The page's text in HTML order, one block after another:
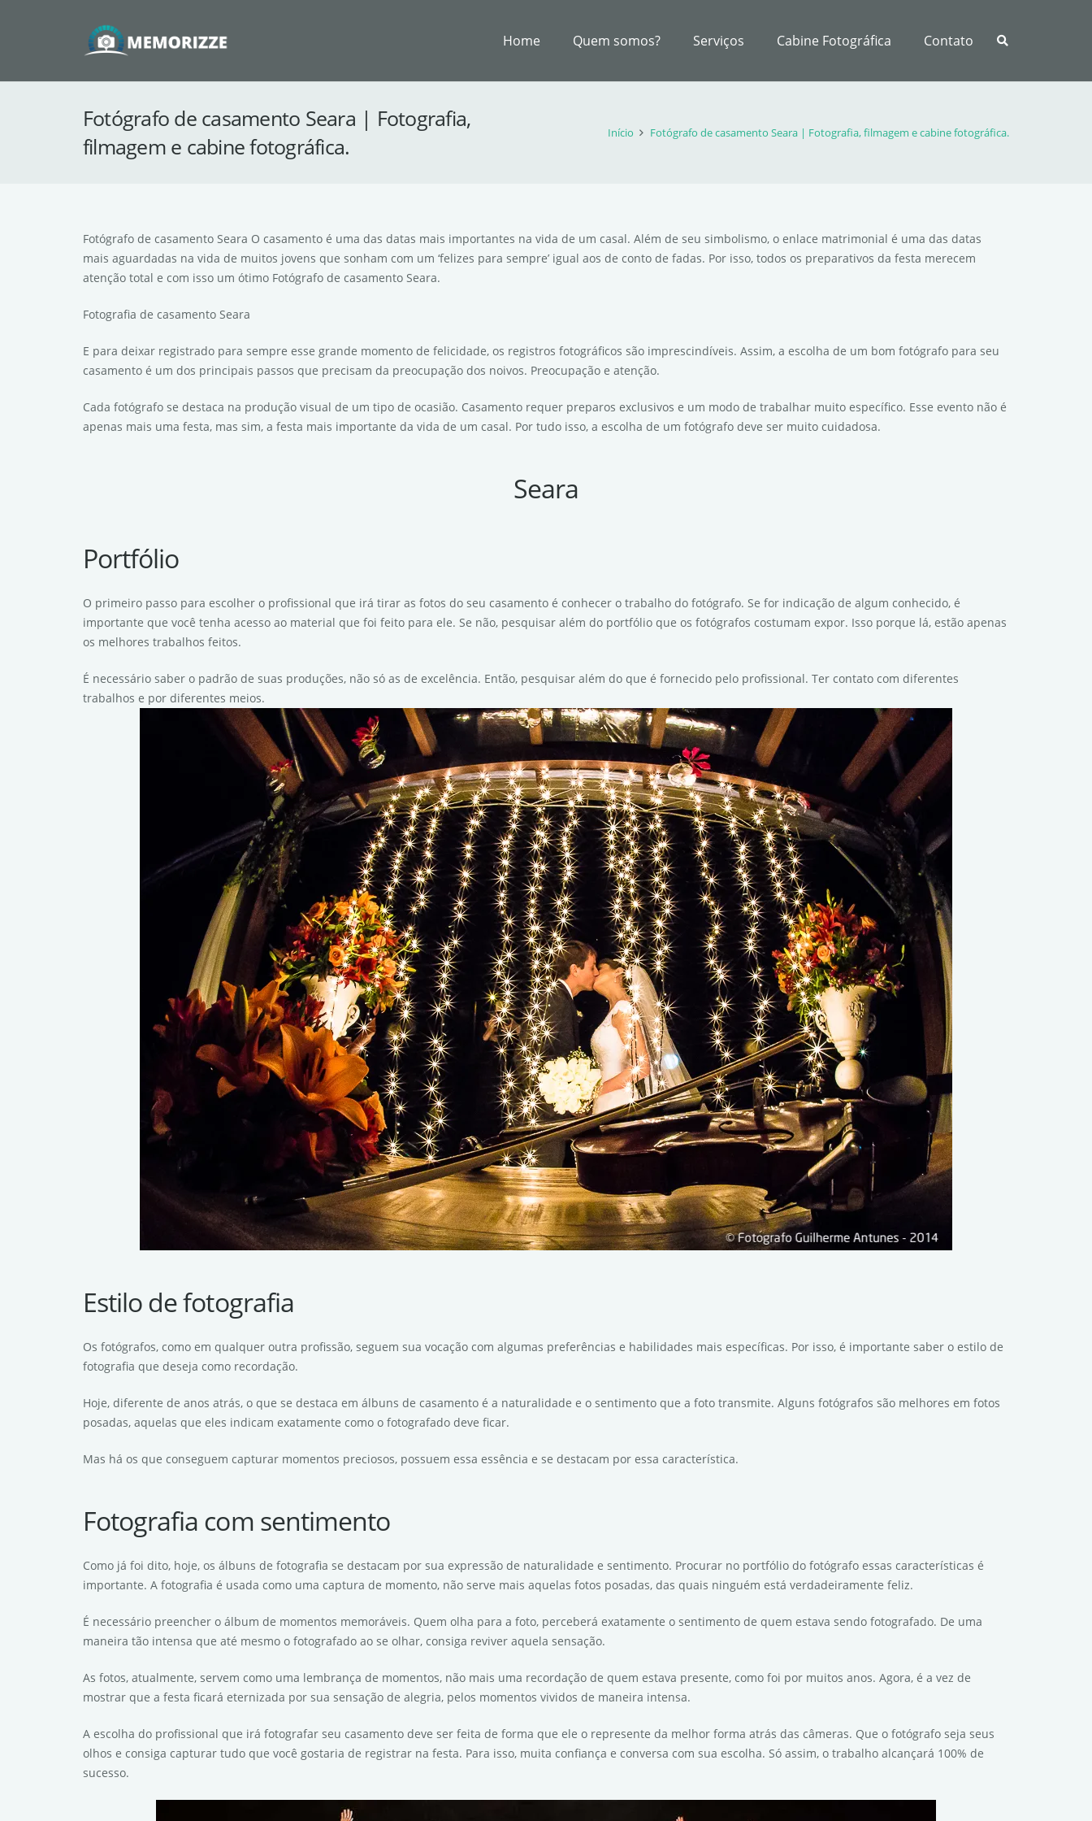
Home Quem somos? Serviços Cabine Fotográfica Contato
Fotógrafo de casamento Seara | Fotografia,
filmagem e cabine fotográfica.
Início Fotógrafo de casamento Seara | Fotografia, filmagem e cabine fotográfica.
Fotógrafo de casamento Seara O casamento é uma das datas mais importantes na vida de um casal. Além de seu simbolismo, o enlace matrimonial é uma das datas
mais aguardadas na vida de muitos jovens que sonham com um ‘felizes para sempre’ igual aos de conto de fadas. Por isso, todos os preparativos da festa merecem
atenção total e com isso um ótimo Fotógrafo de casamento Seara.
Fotografia de casamento Seara
E para deixar registrado para sempre esse grande momento de felicidade, os registros fotográficos são imprescindíveis. Assim, a escolha de um bom fotógrafo para seu
casamento é um dos principais passos que precisam da preocupação dos noivos. Preocupação e atenção.
Cada fotógrafo se destaca na produção visual de um tipo de ocasião. Casamento requer preparos exclusivos e um modo de trabalhar muito específico. Esse evento não é
apenas mais uma festa, mas sim, a festa mais importante da vida de um casal. Por tudo isso, a escolha de um fotógrafo deve ser muito cuidadosa.
Seara
Portfólio
O primeiro passo para escolher o profissional que irá tirar as fotos do seu casamento é conhecer o trabalho do fotógrafo. Se for indicação de algum conhecido, é
importante que você tenha acesso ao material que foi feito para ele. Se não, pesquisar além do portfólio que os fotógrafos costumam expor. Isso porque lá, estão apenas
os melhores trabalhos feitos.
É necessário saber o padrão de suas produções, não só as de excelência. Então, pesquisar além do que é fornecido pelo profissional. Ter contato com diferentes
trabalhos e por diferentes meios.
Estilo de fotografia
Os fotógrafos, como em qualquer outra profissão, seguem sua vocação com algumas preferências e habilidades mais específicas. Por isso, é importante saber o estilo de
fotografia que deseja como recordação.
Hoje, diferente de anos atrás, o que se destaca em álbuns de casamento é a naturalidade e o sentimento que a foto transmite. Alguns fotógrafos são melhores em fotos
posadas, aquelas que eles indicam exatamente como o fotografado deve ficar.
Mas há os que conseguem capturar momentos preciosos, possuem essa essência e se destacam por essa característica.
Fotografia com sentimento
Como já foi dito, hoje, os álbuns de fotografia se destacam por sua expressão de naturalidade e sentimento. Procurar no portfólio do fotógrafo essas características é
importante. A fotografia é usada como uma captura de momento, não serve mais aquelas fotos posadas, das quais ninguém está verdadeiramente feliz.
É necessário preencher o álbum de momentos memoráveis. Quem olha para a foto, perceberá exatamente o sentimento de quem estava sendo fotografado. De uma
maneira tão intensa que até mesmo o fotografado ao se olhar, consiga reviver aquela sensação.
As fotos, atualmente, servem como uma lembrança de momentos, não mais uma recordação de quem estava presente, como foi por muitos anos. Agora, é a vez de
mostrar que a festa ficará eternizada por sua sensação de alegria, pelos momentos vividos de maneira intensa.
A escolha do profissional que irá fotografar seu casamento deve ser feita de forma que ele o represente da melhor forma atrás das câmeras. Que o fotógrafo seja seus
olhos e consiga capturar tudo que você gostaria de registrar na festa. Para isso, muita confiança e conversa com sua escolha. Só assim, o trabalho alcançará 100% de
sucesso.